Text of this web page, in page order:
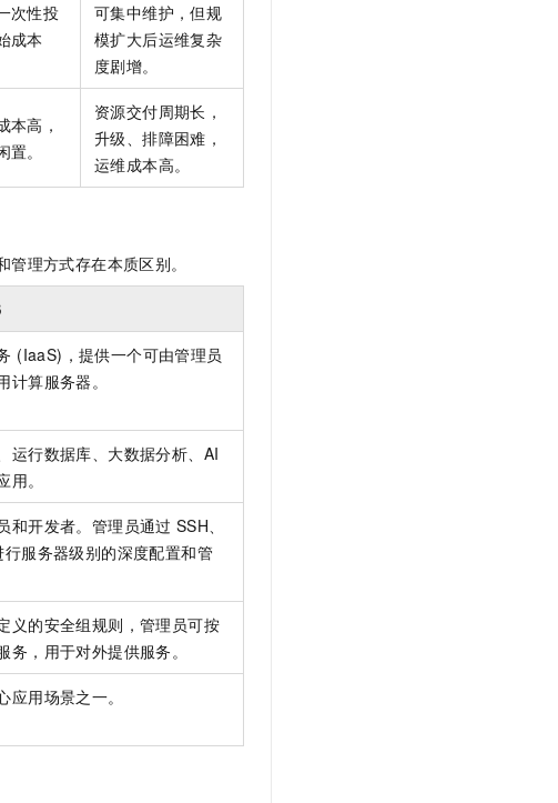
次性投
成本
可集中维护，但规
模扩大后运维复杂
度剧增。
本高，
。
资源交付周期长，
升级、排障困难，
运维成本高。
理方式存在本质区别。
(IaaS)，提供一个可由管理员
计算服务器。
运行数据库、大数据分析、AI
。
和开发者。管理员通过 SSH、
行服务器级别的深度配置和管
义的安全组规则，管理员可按
务，用于对外提供服务。
应用场景之一。